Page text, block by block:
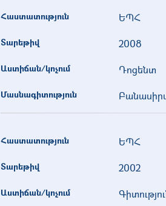
Հաստատություն ԵՊՀ
Տարեթիվ 2008
Աստիճան/կոչում Դոցենտ
Մասնագիտություն
Հաստատություն ԵՊՀ
Տարեթիվ 2002
Աստիճան/կոչում